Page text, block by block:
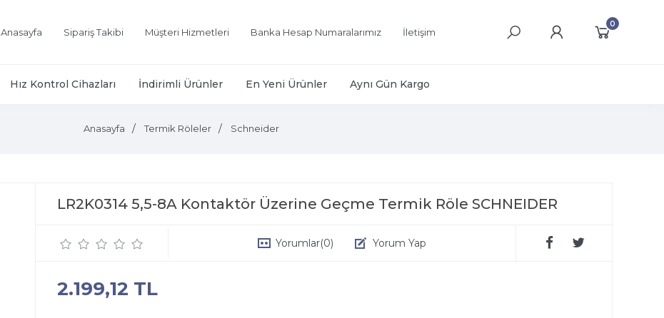
Anasayfa Sipariş Takibi Müşteri Hizmetleri Banka Hesap Numaralarımız İletişim
0
Hız Kontrol Cihazları İndirimli Ürünler En Yeni Ürünler Aynı Gün Kargo
Anasayfa Termik Röleler Schneider
LR2K0314 5,5-8A Kontaktör Üzerine Geçme Termik Röle SCHNEIDER
Yorumlar(0) Yorum Yap
2.199,12 TL